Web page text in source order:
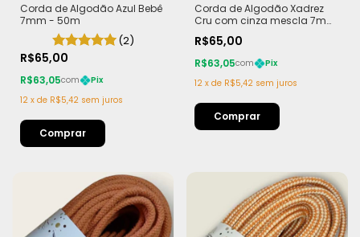
Corda de Algodão Azul Bebê
7mm - 50m
(2)
R$65,00
R$63,05com
Pix
12 x de R$5,42 sem juros
Corda de Algodão Xadrez
Cru com cinza mescla 7mm
R$65,00
R$63,05com
Pix
12 x de R$5,42 sem juros